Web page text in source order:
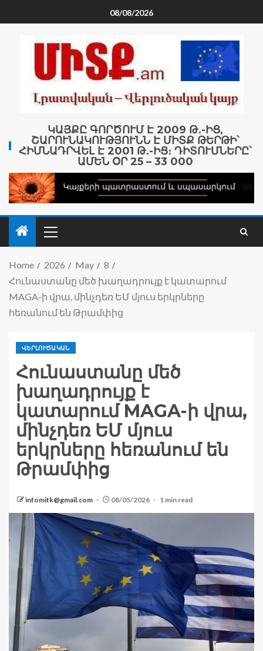
08/08/2026
ԿԱՅՔԸ ԳՈՐԾՈՒՄ Է 2009 Թ․-ԻՑ,
ՇԱՐՈՒՆԱԿՈՒԹՅՈՒՆՆ Է ՄԻՏՔ ԹԵՐԹԻ՝
ՀԻՄՆԱԴՐՎԵԼ Է 2001 Թ․-ԻՑ։ ԴԻՏՈՒՄՆԵՐԸ՝
ԱՄԵՆ ՕՐ 25 – 33 000
Home 2026 May
8
Հունաստանը մեծ խաղադրույք է կատարում
MAGA-ի վրա, մինչդեռ ԵՄ մյուս երկրները
հեռանում են Թրամփից
ՎԵՐԼՈՒԾԱԿԱՆ
Հունաստանը մեծ
խաղադրույք է
կատարում MAGA-ի վրա,
մինչդեռ ԵՄ մյուս
երկրները հեռանում են
Թրամփից
infomitk@gmail.com 08/05/2026 1 min read